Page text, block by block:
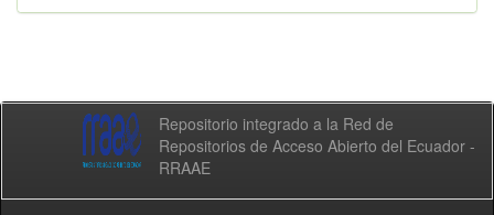
Repositorio integrado a la Red de
Repositorios de Acceso Abierto del Ecuador -
RRAAE